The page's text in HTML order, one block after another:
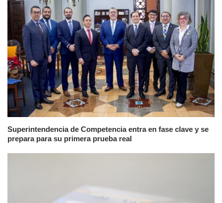
Superintendencia de Competencia entra en fase clave y se
prepara para su primera prueba real